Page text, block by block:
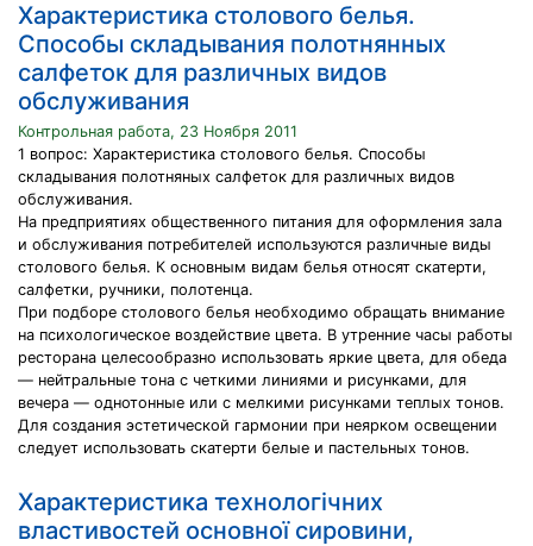
Характеристика столового белья.
Способы складывания полотнянных
салфеток для различных видов
обслуживания
Контрольная работа, 23 Ноября 2011
1 вопрос: Характеристика столового белья. Способы
складывания полотняных салфеток для различных видов
обслуживания.
На предприятиях общественного питания для оформления зала
и обслуживания потребителей используются различные виды
столового белья. К основным видам белья относят скатерти,
салфетки, ручники, полотенца.
При подборе столового белья необходимо обращать внимание
на психологическое воздействие цвета. В утренние часы работы
ресторана целесообразно использовать яркие цвета, для обеда
— нейтральные тона с четкими линиями и рисунками, для
вечера — однотонные или с мелкими рисунками теплых тонов.
Для создания эстетической гармонии при неярком освещении
следует использовать скатерти белые и пастельных тонов.
Характеристика технологічних
властивостей основної сировини,